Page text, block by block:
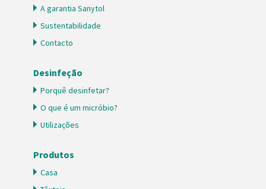
A garantia Sanytol
Sustentabilidade
Contacto
Desinfeção
Porquê desinfetar?
O que é um micróbio?
Utilizações
Produtos
Casa